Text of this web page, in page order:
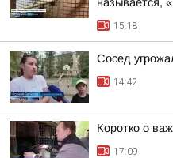
15:18
Сосед
14:42
Коротко о
17:09